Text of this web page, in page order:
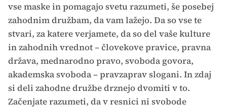
vse maske in pomagajo svetu razumeti, še posebej
zahodnim družbam, da vam lažejo. Da so vse te
stvari, za katere verjamete, da so del vaše kulture
in zahodnih vrednot – človekove pravice, pravna
država, mednarodno pravo, svoboda govora,
akademska svoboda – pravzaprav slogani. In zdaj
si deli zahodne družbe drznejo dvomiti v to.
Začenjate razumeti, da v resnici ni svobode